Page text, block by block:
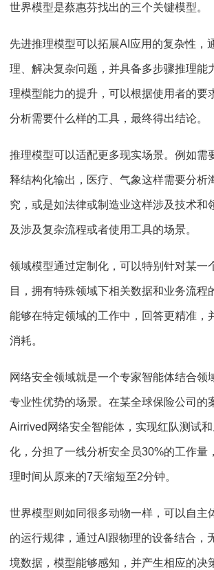
世界模型是蔡惠芬找出的三个关键模型。
先进推理模型可以拓展AI应用的复杂性，
理、解决复杂问题，并具备多步骤推理能
理模型能力的提升，可以根据使用者的要
分析需要什么样的工具，最终得出结论。
推理模型可以适配更多现实场景。例如需
释结构化输出，医疗、气象这样需要分析
究，或是如法律或制造业这样涉及技术和
及涉及复杂流程或者使用工具的场景。
领域模型通过定制化，可以特别针对某一
目，拥有特殊领域下相关数据和业务流程
能够在特定领域的工作中，回答更精准，
消耗。
网络安全领域就是一个专家智能体结合领
专业性优势的场景。在某全球保险公司的
Airrived网络安全智能体，实现红队测试
化，分担了一线分析安全员30%的工作量
理时间从原来的7天缩短至2分钟。
世界模型则如同很多动物一样，可以自主
的运行规律，通过AI跟物理的设备结合，
境数据，模型能够感知，并产生相应的决